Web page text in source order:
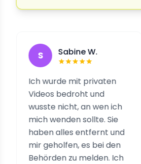
Sabine W.
Ich wurde mit privaten
Videos bedroht und
wusste nicht, an wen ich
mich wenden sollte. Sie
haben alles entfernt und
mir geholfen, es bei den
Behörden zu melden. Ich